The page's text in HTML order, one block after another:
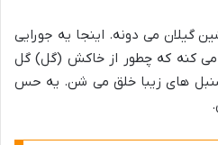
گیلان می دونه. اینجا یه جورایی
می کنه که چطور از خاکش (گل) گل
های زیبا خلق می شن. یه حس